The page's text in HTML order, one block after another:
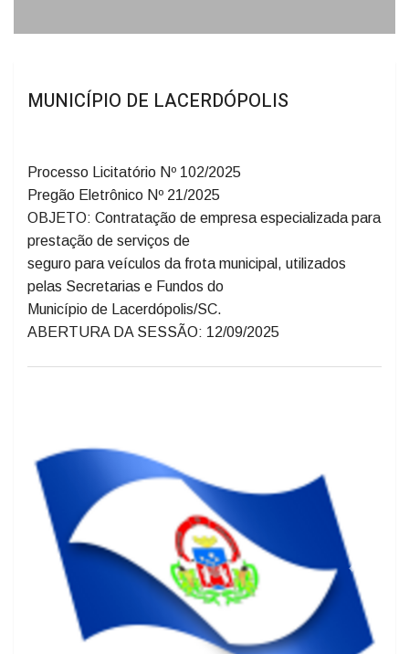
MUNICÍPIO DE LACERDÓPOLIS
Processo Licitatório Nº 102/2025
Pregão Eletrônico Nº 21/2025
OBJETO: Contratação de empresa especializada para
prestação de serviços de
seguro para veículos da frota municipal, utilizados
pelas Secretarias e Fundos do
Município de Lacerdópolis/SC.
ABERTURA DA SESSÃO: 12/09/2025
Previous Next